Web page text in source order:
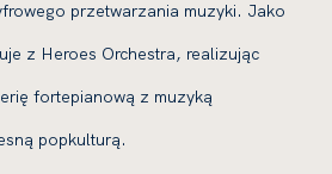
przetwarzania muzyki. Jako
z Heroes Orchestra, realizując
fortepianową z muzyką
popkulturą.